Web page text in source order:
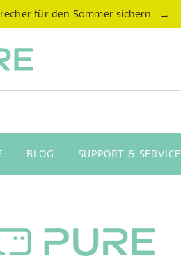
für den Sommer sichern →
BLOG SUPPORT & SERVICE